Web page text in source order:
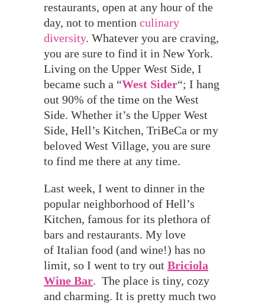
restaurants, open at any hour of the
day, not to mention culinary
diversity. Whatever you are craving,
you are sure to find it in New York.
Living on the Upper West Side, I
became such a “West Sider“; I hang
out 90% of the time on the West
Side. Whether it’s the Upper West
Side, Hell’s Kitchen, TriBeCa or my
beloved West Village, you are sure
to find me there at any time.
Last week, I went to dinner in the
popular neighborhood of Hell’s
Kitchen, famous for its plethora of
bars and restaurants. My love
of Italian food (and wine!) has no
limit, so I went to try out Briciola
Wine Bar. The place is tiny, cozy
and charming. It is pretty much two